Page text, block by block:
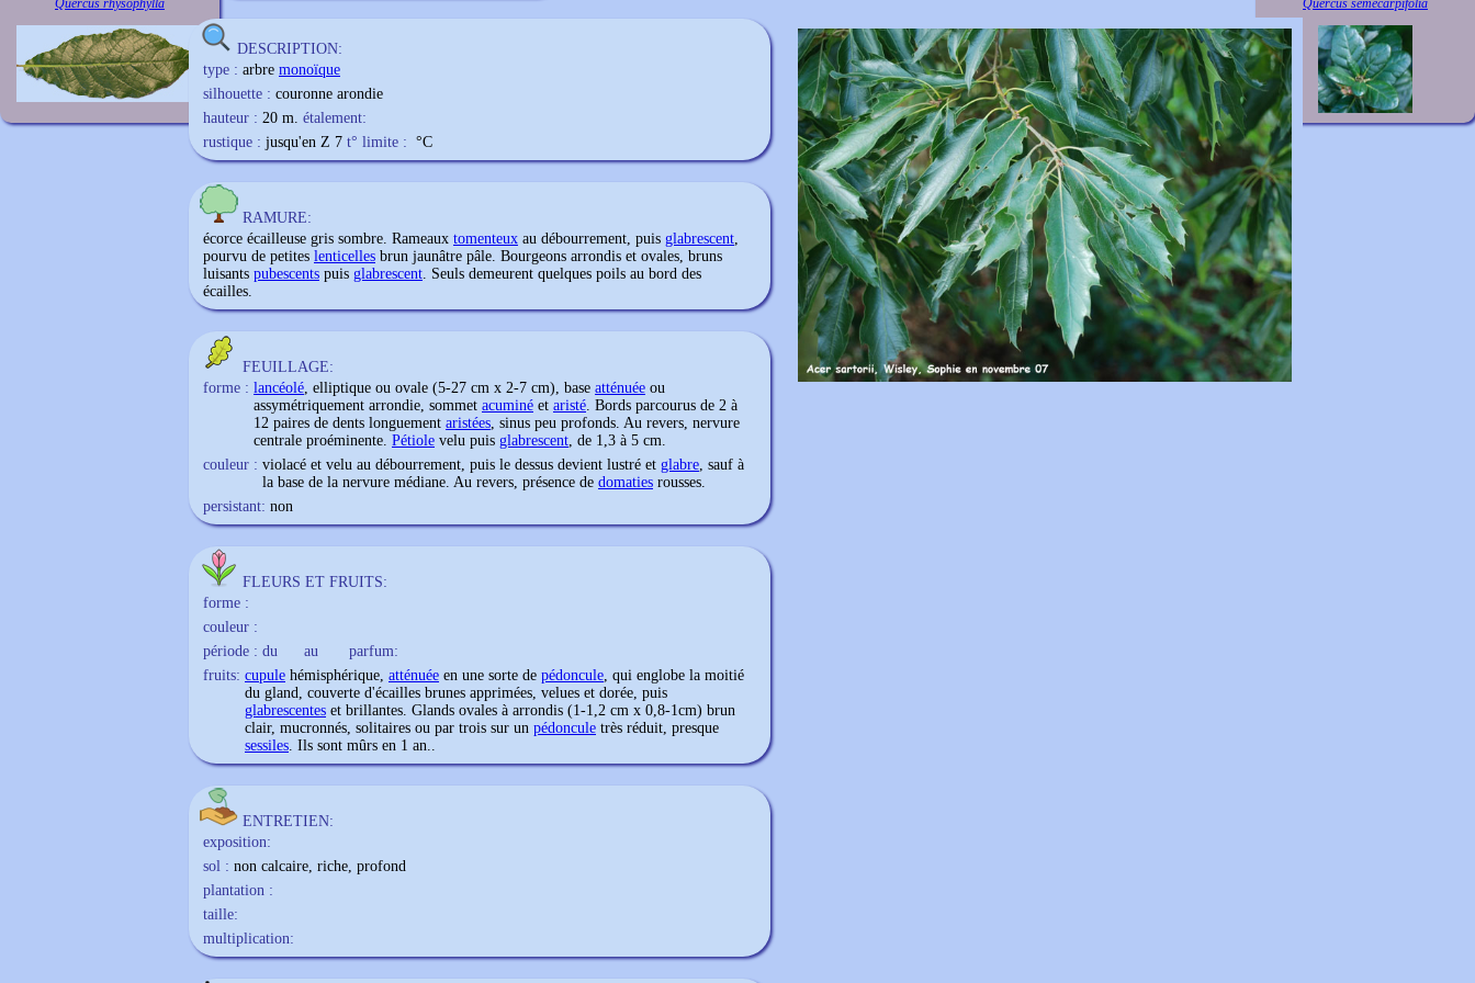
Quercus rhysophylla Quercus semecarpifolia
DESCRIPTION:
type : arbre monoïque
silhouette : couronne arondie
hauteur : 20 m. étalement:
rustique : jusqu'en Z 7 t° limite : °C
RAMURE:
écorce écailleuse gris sombre. Rameaux tomenteux au débourrement, puis glabrescent,
pourvu de petites lenticelles brun jaunâtre pâle. Bourgeons arrondis et ovales, bruns
luisants pubescents puis glabrescent. Seuls demeurent quelques poils au bord des
écailles.
FEUILLAGE:
forme : lancéolé, elliptique ou ovale (5-27 cm x 2-7 cm), base atténuée ou
assymétriquement arrondie, sommet acuminé et aristé. Bords parcourus de 2 à
12 paires de dents longuement aristées, sinus peu profonds. Au revers, nervure
centrale proéminente. Pétiole velu puis glabrescent, de 1,3 à 5 cm.
couleur : violacé et velu au débourrement, puis le dessus devient lustré et glabre, sauf à
la base de la nervure médiane. Au revers, présence de domaties rousses.
persistant: non
FLEURS ET FRUITS:
forme :
couleur :
période : du
au
parfum:
fruits: cupule hémisphérique, atténuée en une sorte de pédoncule, qui englobe la moitié
du gland, couverte d'écailles brunes apprimées, velues et dorée, puis
glabrescentes et brillantes. Glands ovales à arrondis (1-1,2 cm x 0,8-1cm) brun
clair, mucronnés, solitaires ou par trois sur un pédoncule très réduit, presque
sessiles. Ils sont mûrs en 1 an..
ENTRETIEN:
exposition:
sol : non calcaire, riche, profond
plantation :
taille:
multiplication: